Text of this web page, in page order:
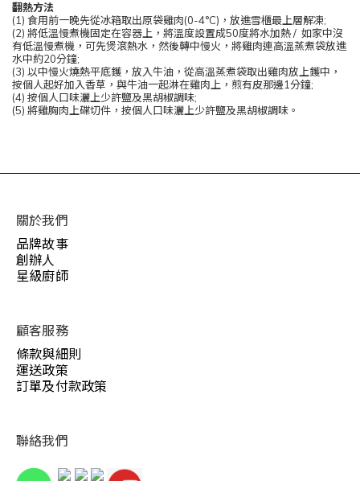
翻熱方法
(1) 食用前一晚先從冰箱取出原袋雞肉(0-4°C)，放進雪櫃最上層解凍;
(2) 將低溫慢煮機固定在容器上，將溫度設置成50度將水加熱 / 如家中沒
有低溫慢煮機，可先煲滾熱水，然後轉中慢火，將雞肉連高溫蒸煮袋放進
水中約20分鐘;
(3) 以中慢火燒熱平底鑊，放入牛油，從高溫蒸煮袋取出雞肉放上鑊中，
按個人起好加入香草，與牛油一起淋在雞肉上，煎有皮那邊1分鐘;
(4) 按個人口味灑上少許鹽及黑胡椒調味;
(5) 將雞胸肉上碟切件，按個人口味灑上少許鹽及黑胡椒調味。
關於我們
品牌故事
創辦人
星級廚師
顧客服務
條款與細則
運送政策
訂單及付款政策
聯絡我們